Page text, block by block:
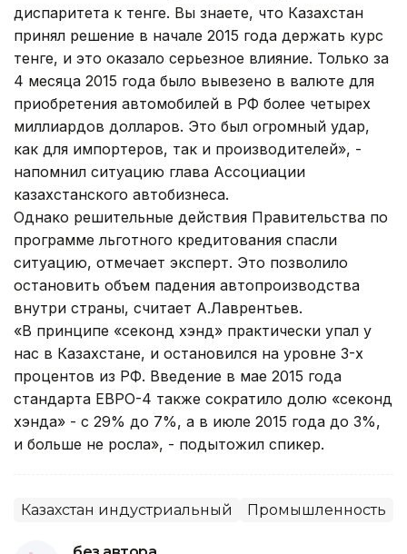
диспаритета к тенге. Вы знаете, что Казахстан
принял решение в начале 2015 года держать курс
тенге, и это оказало серьезное влияние. Только за
4 месяца 2015 года было вывезено в валюте для
приобретения автомобилей в РФ более четырех
миллиардов долларов. Это был огромный удар,
как для импортеров, так и производителей», -
напомнил ситуацию глава Ассоциации
казахстанского автобизнеса.
Однако решительные действия Правительства по
программе льготного кредитования спасли
ситуацию, отмечает эксперт. Это позволило
остановить объем падения автопроизводства
внутри страны, считает А.Лаврентьев.
«В принципе «секонд хэнд» практически упал у
нас в Казахстане, и остановился на уровне 3-х
процентов из РФ. Введение в мае 2015 года
стандарта ЕВРО-4 также сократило долю «секонд
хэнда» - с 29% до 7%, а в июле 2015 года до 3%,
и больше не росла», - подытожил спикер.
Казахстан индустриальный Промышленность